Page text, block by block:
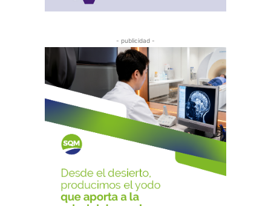
- publicidad -